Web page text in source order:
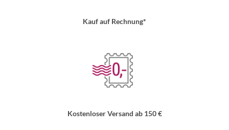
Kauf auf Rechnung*
Kostenloser Versand ab 150 €